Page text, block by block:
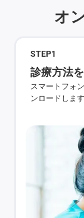
オ
STEP1
診療方法
スマートフォ
ンロードします